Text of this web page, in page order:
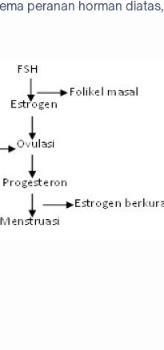
peranan horman